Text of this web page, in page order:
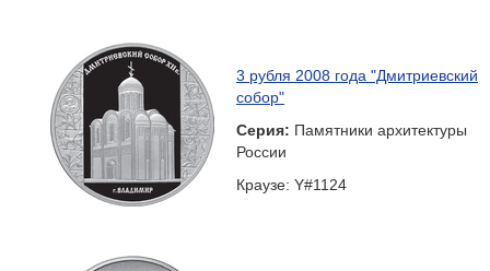
3 рубля 2008 года "Дмитриевский
собор"
Серия: Памятники архитектуры
России
Краузе: Y#1124